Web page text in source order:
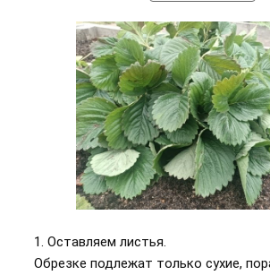
1. Оставляем листья.
Обрезке подлежат только сухие,